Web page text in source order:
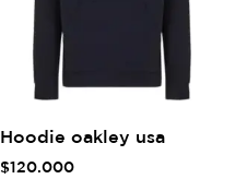
Hoodie oakley usa
$120.000